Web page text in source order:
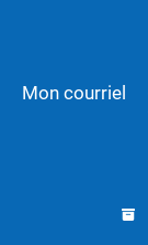
Mon courriel